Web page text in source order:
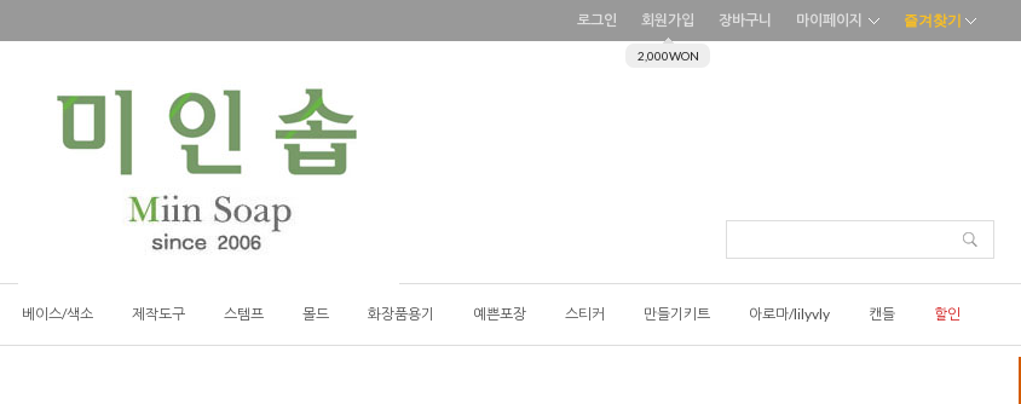
로그인 회원가입
2,000WON
장바구니 마이페이지 즐겨찾기
베이스/색소 제작도구 스템프 몰드 화장품용기 예쁜포장 스티커 만들기키트 아로마/lilyvly 캔들 할인